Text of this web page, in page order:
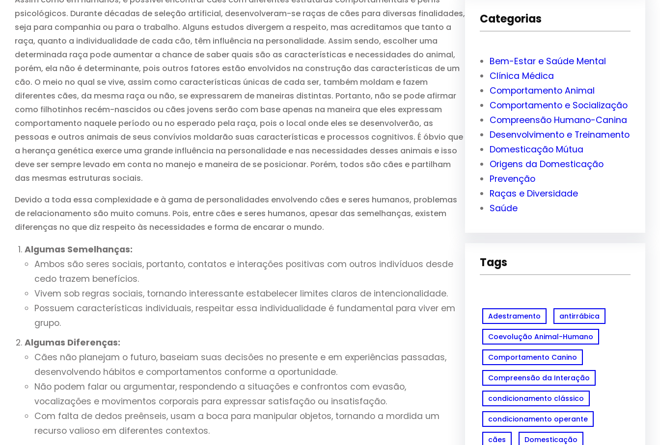
psicológicos. Durante décadas de seleção artificial, desenvolveram-se raças de cães para diversas finalidades,
seja para companhia ou para o trabalho. Alguns estudos divergem a respeito, mas acreditamos que tanto a
raça, quanto a individualidade de cada cão, têm influência na personalidade. Assim sendo, escolher uma
determinada raça pode aumentar a chance de saber quais são as características e necessidades do animal,
porém, ela não é determinante, pois outros fatores estão envolvidos na construção das características de um
cão. O meio no qual se vive, assim como características únicas de cada ser, também moldam e fazem
diferentes cães, da mesma raça ou não, se expressarem de maneiras distintas. Portanto, não se pode afirmar
como filhotinhos recém-nascidos ou cães jovens serão com base apenas na maneira que eles expressam
comportamento naquele período ou no esperado pela raça, pois o local onde eles se desenvolverão, as
pessoas e outros animais de seus convívios moldarão suas características e processos cognitivos. É óbvio que
a herança genética exerce uma grande influência na personalidade e nas necessidades desses animais e isso
deve ser sempre levado em conta no manejo e maneira de se posicionar. Porém, todos são cães e partilham
das mesmas estruturas sociais.
Devido a toda essa complexidade e à gama de personalidades envolvendo cães e seres humanos, problemas
de relacionamento são muito comuns. Pois, entre cães e seres humanos, apesar das semelhanças, existem
diferenças no que diz respeito às necessidades e forma de encarar o mundo.
Algumas Semelhanças:
Ambos são seres sociais, portanto, contatos e interações positivas com outros indivíduos desde
cedo trazem benefícios.
Vivem sob regras sociais, tornando interessante estabelecer limites claros de intencionalidade.
Possuem características individuais, respeitar essa individualidade é fundamental para viver em
grupo.
Algumas Diferenças:
Cães não planejam o futuro, baseiam suas decisões no presente e em experiências passadas,
desenvolvendo hábitos e comportamentos conforme a oportunidade.
Não podem falar ou argumentar, respondendo a situações e confrontos com evasão,
vocalizações e movimentos corporais para expressar satisfação ou insatisfação.
Com falta de dedos preênseis, usam a boca para manipular objetos, tornando a mordida um
recurso valioso em diferentes contextos.
u
i
a
r
Categorias
Bem-Estar e Saúde Mental
Clínica Médica
Comportamento Animal
Comportamento e Socialização
Compreensão Humano-Canina
Desenvolvimento e Treinamento
Domesticação Mútua
Origens da Domesticação
Prevenção
Raças e Diversidade
Saúde
Tags
Adestramento antirrábica
Coevolução Animal-Humano
Comportamento Canino
Compreensão da Interação
condicionamento clássico
condicionamento operante
cães Domesticação